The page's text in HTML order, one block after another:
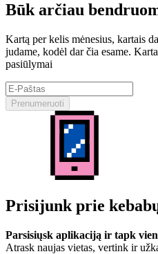
Būk arčiau
Kartą per kelis mėnesius, kartais
judame, kodėl dar čia esame.
pasiūlymai
Prenumeruoti
Prisijunk prie
Parsisiųsk aplikaciją ir tapk
Atrask naujas vietas, vertink ir